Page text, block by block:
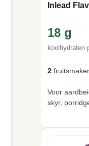
Inlead
18 g
koolhydraten
2
Voor
skyr,